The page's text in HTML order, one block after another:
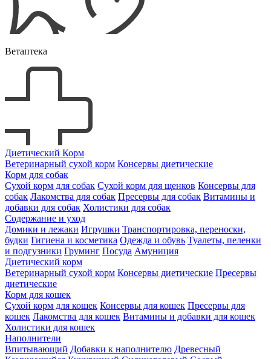
Ветаптека
Диетический Корм
Ветеринарный сухой корм Консервы диетические
Корм для собак
Сухой корм для собак Сухой корм для щенков Консервы для
собак Лакомства для собак Пресервы для собак Витамины и
добавки для собак Холистики для собак
Содержание и уход
Домики и лежаки Игрушки Транспортировка, переноски,
будки Гигиена и косметика Одежда и обувь Туалеты, пеленки
и подгузники Груминг Посуда Амуниция
Диетический корм
Ветеринарный сухой корм Консервы диетические Пресервы
диетические
Корм для кошек
Сухой корм для кошек Консервы для кошек Пресервы для
кошек Лакомства для кошек Витамины и добавки для кошек
Холистики для кошек
Наполнители
Впитывающий Добавки к наполнителю Древесный